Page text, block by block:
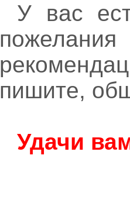
У вас
пишите,
Удачи